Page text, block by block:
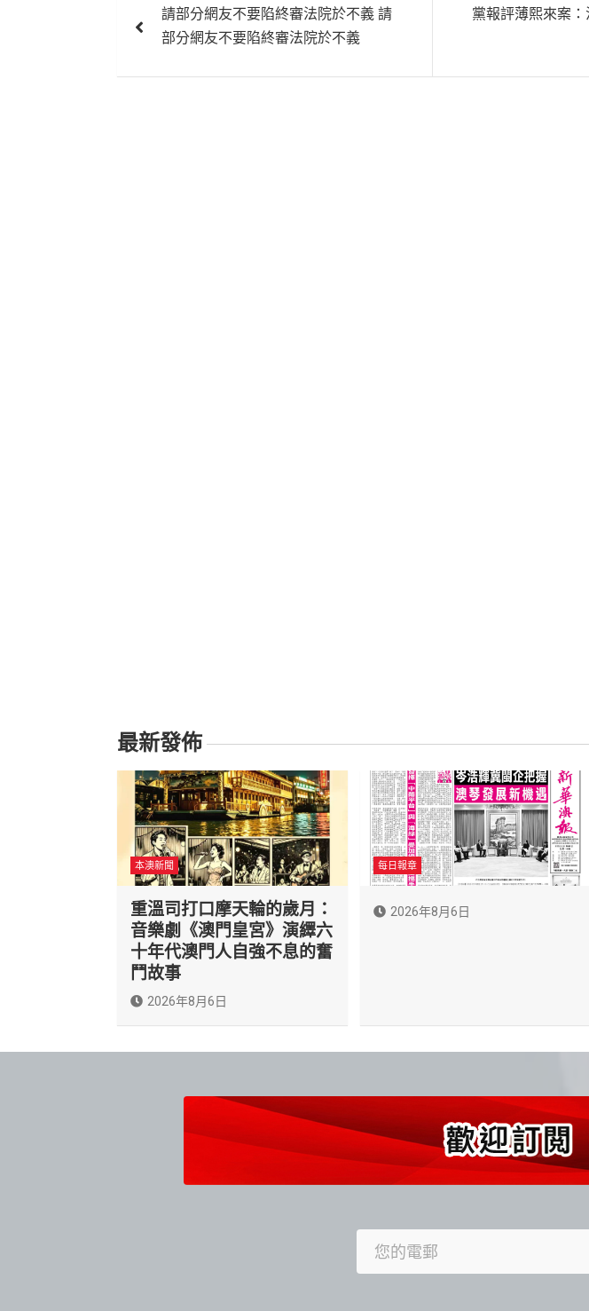
章
請部分網友不要陷終審法院於不義 請
部分網友不要陷終審法院於不義
黨報評薄熙來案
最新發佈
本澳新聞
重溫司打口摩天輪的歲月：
音樂劇《澳門皇宮》演繹六
十年代澳門人自強不息的奮
鬥故事
2026年8月6日
每日報章
2026年8月6日